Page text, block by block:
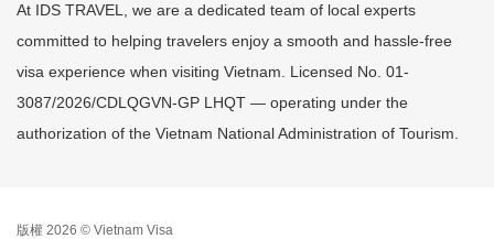
At IDS TRAVEL, we are a dedicated team of local experts
committed to helping travelers enjoy a smooth and hassle-free
visa experience when visiting Vietnam. Licensed No. 01-
3087/2026/CDLQGVN-GP LHQT — operating under the
authorization of the Vietnam National Administration of Tourism.
版權 2026 © Vietnam Visa